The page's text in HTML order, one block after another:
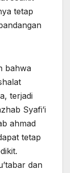
tetap
bahwa
terjadi
Syafi’i
ahmad
tetap
dan